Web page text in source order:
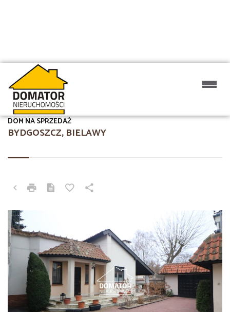
BYDGOSZCZ, BIELAWY
DOM NA SPRZEDAŻ